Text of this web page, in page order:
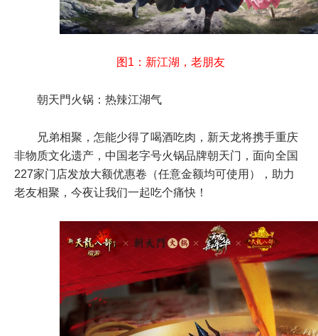
图1：新江湖，老朋友
朝天門火锅：热辣江湖气
兄弟相聚，怎能少得了喝酒吃肉，新天龙将携手重庆
非物质文化遗产，中国老字号火锅品牌朝天门，面向全国
227家门店发放大额优惠卷（任意金额均可使用），助力
老友相聚，今夜让我们一起吃个痛快！